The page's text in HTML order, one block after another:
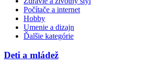
Počítače a internet
Hobby
Umenie a dizajn
Ďalšie kategórie
Deti a mládež